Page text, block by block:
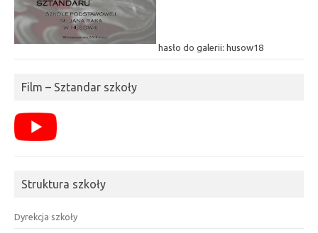
hasło do galerii: husow18
Film – Sztandar szkoły
Struktura szkoły
Dyrekcja szkoły